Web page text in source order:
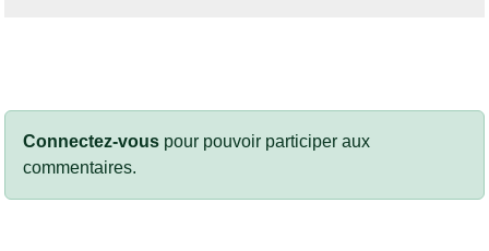
Connectez-vous pour pouvoir participer aux
commentaires.